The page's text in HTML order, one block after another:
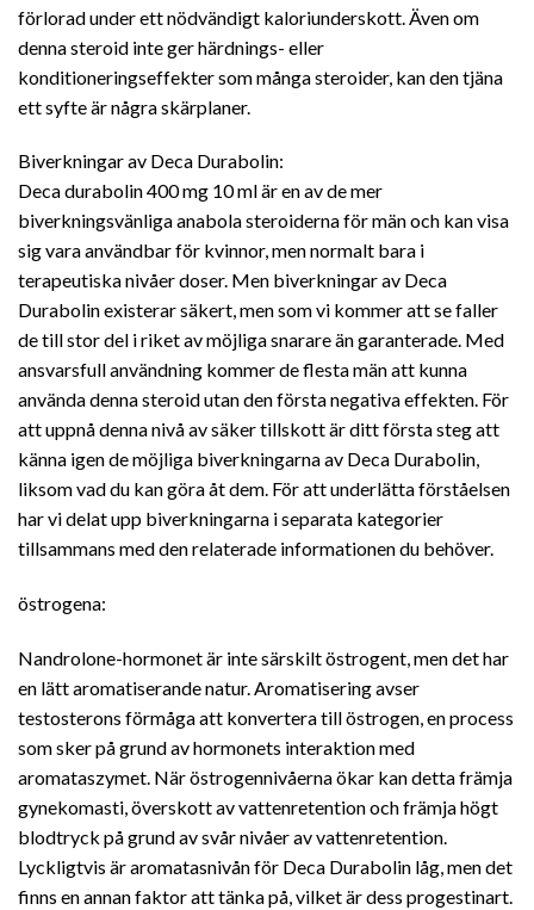
förlorad under ett nödvändigt kaloriunderskott. Även om
denna steroid inte ger härdnings- eller
konditioneringseffekter som många steroider, kan den tjäna
ett syfte är några skärplaner.
Biverkningar av Deca Durabolin:
Deca durabolin 400 mg 10 ml är en av de mer
biverkningsvänliga anabola steroiderna för män och kan visa
sig vara användbar för kvinnor, men normalt bara i
terapeutiska nivåer doser. Men biverkningar av Deca
Durabolin existerar säkert, men som vi kommer att se faller
de till stor del i riket av möjliga snarare än garanterade. Med
ansvarsfull användning kommer de flesta män att kunna
använda denna steroid utan den första negativa effekten. För
att uppnå denna nivå av säker tillskott är ditt första steg att
känna igen de möjliga biverkningarna av Deca Durabolin,
liksom vad du kan göra åt dem. För att underlätta förståelsen
har vi delat upp biverkningarna i separata kategorier
tillsammans med den relaterade informationen du behöver.
östrogena:
Nandrolone-hormonet är inte särskilt östrogent, men det har
en lätt aromatiserande natur. Aromatisering avser
testosterons förmåga att konvertera till östrogen, en process
som sker på grund av hormonets interaktion med
aromataszymet. När östrogennivåerna ökar kan detta främja
gynekomasti, överskott av vattenretention och främja högt
blodtryck på grund av svår nivåer av vattenretention.
Lyckligtvis är aromatasnivån för Deca Durabolin låg, men det
finns en annan faktor att tänka på, vilket är dess progestinart.